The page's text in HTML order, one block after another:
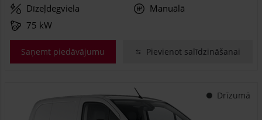
Dīzeļdegviela
Manuālā
75 kW
Saņemt piedāvājumu Pievienot salīdzināšanai
Drīzumā